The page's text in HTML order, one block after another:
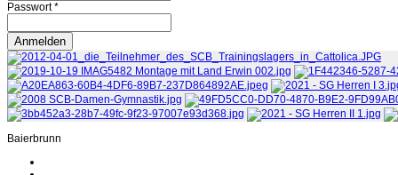
Passwort *
Baierbrunn